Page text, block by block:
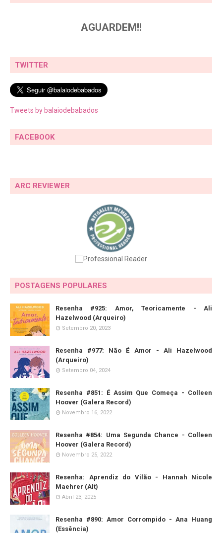
AGUARDEM!!
TWITTER
Tweets by balaiodebabados
FACEBOOK
ARC REVIEWER
POSTAGENS POPULARES
Resenha #925: Amor, Teoricamente - Ali
Hazelwood (Arqueiro)
Setembro 20, 2023
Resenha #977: Não É Amor - Ali Hazelwood
(Arqueiro)
Setembro 04, 2024
Resenha #851: É Assim Que Começa - Colleen
Hoover (Galera Record)
Novembro 16, 2022
Resenha #854: Uma Segunda Chance - Colleen
Hoover (Galera Record)
Novembro 25, 2022
Resenha: Aprendiz do Vilão - Hannah Nicole
Maehrer (Alt)
Abril 23, 2025
Resenha #890: Amor Corrompido - Ana Huang
(Essência)